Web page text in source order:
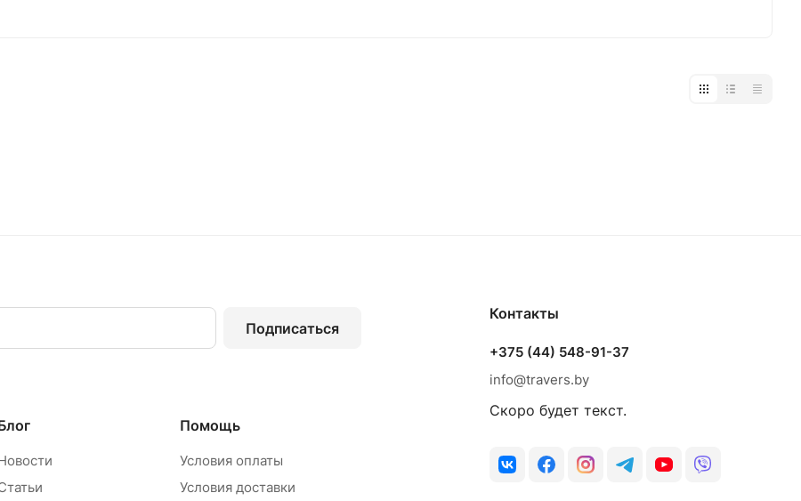
производства мы осуществляем контроль качества, а также внедряем новое оборудование для
средств индивидуальной защиты. Наша продукция не только одобрена в России и ближнем
Подписаться
Помощь
Условия оплаты
Условия доставки
Контакты
+375 (44) 548-91-37
info@travers.by
Скоро будет текст.